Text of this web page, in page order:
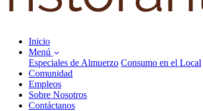
Inicio
Menú
Especiales de Almuerzo Consumo en el Local
Comunidad
Empleos
Sobre Nosotros
Contáctanos